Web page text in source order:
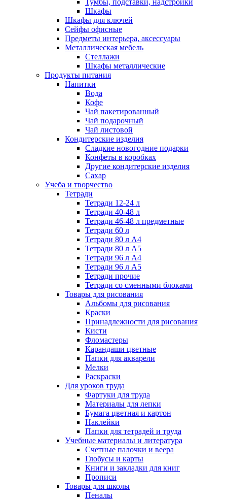
Тумбы, подставки, надстройки
Шкафы
Шкафы для ключей
Сейфы офисные
Предметы интерьера, аксессуары
Металлическая мебель
Стеллажи
Шкафы металлические
Продукты питания
Напитки
Вода
Кофе
Чай пакетированный
Чай подарочный
Чай листовой
Кондитерские изделия
Сладкие новогодние подарки
Конфеты в коробках
Другие кондитерские изделия
Сахар
Учеба и творчество
Тетради
Тетради 12-24 л
Тетради 40-48 л
Тетради 46-48 л предметные
Тетради 60 л
Тетради 80 л А4
Тетради 80 л А5
Тетради 96 л А4
Тетради 96 л А5
Тетради прочие
Тетради со сменными блоками
Товары для рисования
Альбомы для рисования
Краски
Принадлежности для рисования
Кисти
Фломастеры
Карандаши цветные
Папки для акварели
Мелки
Раскраски
Для уроков труда
Фартуки для труда
Материалы для лепки
Бумага цветная и картон
Наклейки
Папки для тетрадей и труда
Учебные материалы и литература
Счетные палочки и веера
Глобусы и карты
Книги и закладки для книг
Прописи
Товары для школы
Пеналы